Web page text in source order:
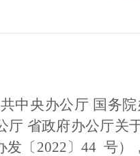
中央办公厅 国务
厅 省政府办公厅关
发〔 2022〕44 号）